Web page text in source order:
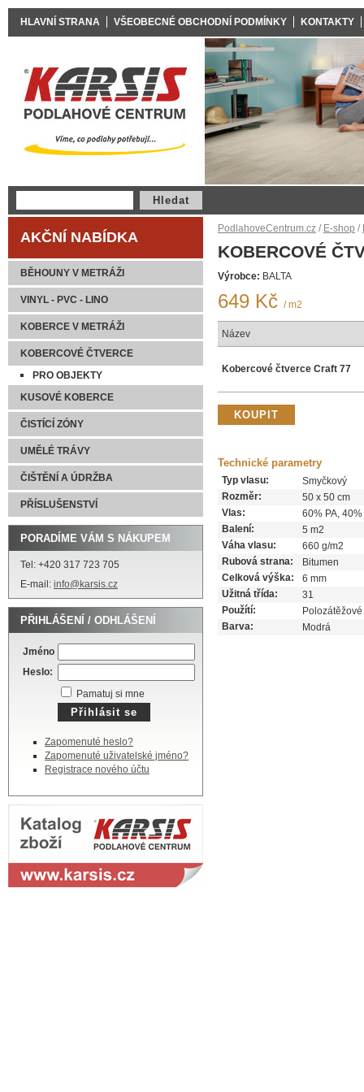
AKČNÍ NABÍDKA
BĚHOUNY V METRÁŽI
VINYL - PVC - LINO
KOBERCE V METRÁŽI
KOBERCOVÉ ČTVERCE
PRO OBJEKTY
KUSOVÉ KOBERCE
ČISTÍCÍ ZÓNY
UMĚLÉ TRÁVY
ČIŠTĚNÍ A ÚDRŽBA
PŘÍSLUŠENSTVÍ
PORADÍME VÁM S NÁKUPEM
Tel: +420 317 723 705
E-mail: info@karsis.cz
PŘIHLÁŠENÍ / ODHLÁŠENÍ
Jméno
Heslo:
Pamatuj si mne
Zapomenuté heslo?
Zapomenuté uživatelské jméno?
Registrace nového účtu
PodlahoveCentrum.cz / E-shop /
KOBERCOVÉ
Výrobce: BALTA
649 Kč / m2
Název
Kobercové čtverce Craft 77
Technické parametry
Typ vlasu:
Smyčkový
Rozměr:
50 x 50 cm
Vlas:
60% PA,
Balení:
5 m2
Váha vlasu:
660 g/m2
Rubová strana:
Bitumen
Celková výška:
6 mm
Užitná třída:
31
Použítí:
Polozátěžové
Barva:
Modrá
HLAVNÍ STRANA VŠEOBECNÉ OBCHODNÍ PODMÍNKY KONTAKTY